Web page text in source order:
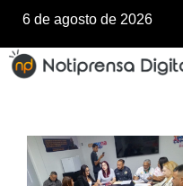
6 de agosto de 2026